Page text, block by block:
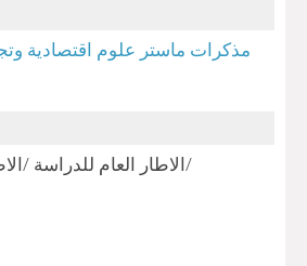
الاطار العام للدراسة /الاطار النظري للدراسة/